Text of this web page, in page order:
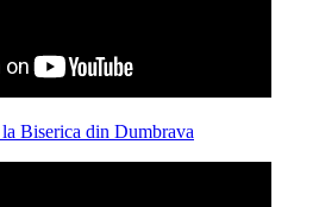
Biserica din Dumbrava